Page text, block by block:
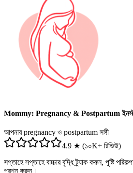
Mommy: Pregnancy & Postpartum
আপনার pregnancy ও postpartum সঙ্গী
4.9 ★ (১০K+ রিভিউ)
সপ্তাহে সপ্তাহে বাচ্চার বৃদ্ধি ট্র্যাক করুন, পুষ্টি
প্রশ্ন করুন।